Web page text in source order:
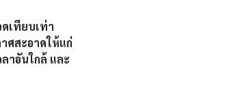
เทียบเท่า
ศสะอาดให้แก่
าอันใกล้ และ